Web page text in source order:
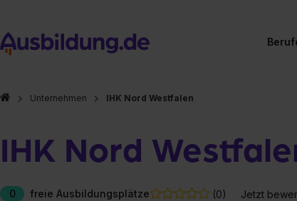
Unternehmen IHK Nord Westfalen
IHK Nord
0 freie Ausbildungsplätze (0) Jetzt